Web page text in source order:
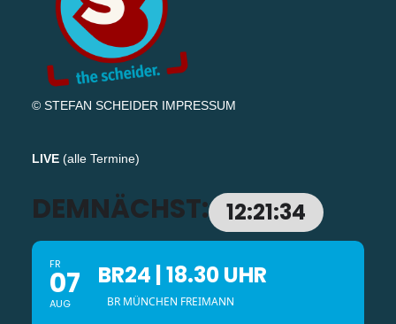
© STEFAN SCHEIDER IMPRESSUM
LIVE (alle Termine)
DEMNÄCHST: 12:21:33
FR
07
AUG
BR24 | 18.30 UHR
BR MÜNCHEN FREIMANN